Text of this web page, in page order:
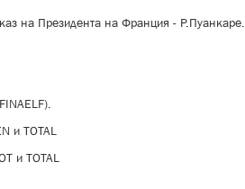
на Президента на Франция - Р.Пуанкаре.
и TOTAL
и TOTAL